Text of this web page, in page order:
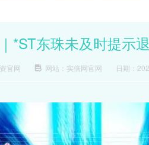
*ST东珠未及时提示
官网 网站：实倍网官网 日期：